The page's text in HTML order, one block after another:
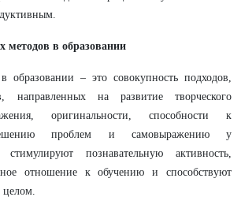
методов в образовании
образовании – это совокупность подходов,
на развитие творческого
оригинальности, способности к
проблем и самовыражению у
познавательную активность,
отношение к обучению и способствуют
целом.